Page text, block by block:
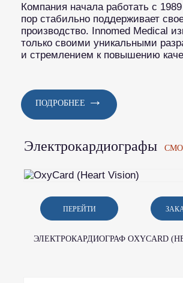
Компания начала работать с
пор стабильно поддерживает
производство. Innomed Medical
только своими уникальными
и стремлением к повышению
ПОДРОБНЕЕ →
Электрокардиографы
ПЕРЕЙТИ
ЭЛЕКТРОКАРДИОГРАФ OXYCARD